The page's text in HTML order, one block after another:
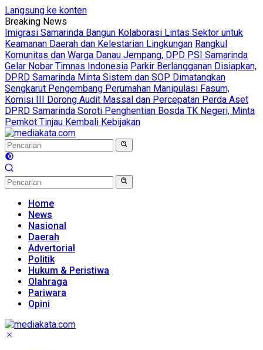
Langsung ke konten
Breaking News
Imigrasi Samarinda Bangun Kolaborasi Lintas Sektor untuk
Keamanan Daerah dan Kelestarian Lingkungan Rangkul
Komunitas dan Warga Danau Jempang, DPD PSI Samarinda
Gelar Nobar Timnas Indonesia Parkir Berlangganan Disiapkan,
DPRD Samarinda Minta Sistem dan SOP Dimatangkan
Sengkarut Pengembang Perumahan Manipulasi Fasum,
Komisi III Dorong Audit Massal dan Percepatan Perda Aset
DPRD Samarinda Soroti Penghentian Bosda TK Negeri, Minta
Pemkot Tinjau Kembali Kebijakan
Home
News
Nasional
Daerah
Advertorial
Politik
Hukum & Peristiwa
Olahraga
Pariwara
Opini